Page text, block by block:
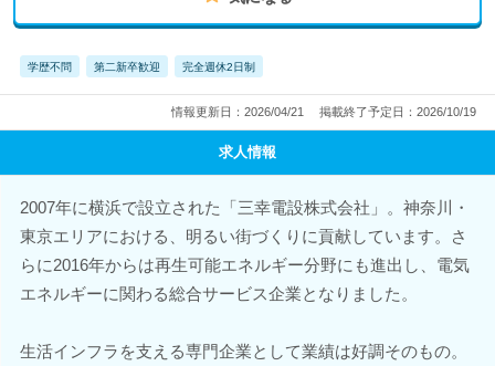
学歴不問 第二新卒歓迎 完全週休2日制
情報更新日：2026/04/21 掲載終了予定日：2026/10/19
求人情報
2007年に横浜で設立された「三幸電設株式会社」。神奈川・
東京エリアにおける、明るい街づくりに貢献しています。さ
らに2016年からは再生可能エネルギー分野にも進出し、電気
エネルギーに関わる総合サービス企業となりました。
生活インフラを支える専門企業として業績は好調そのもの。